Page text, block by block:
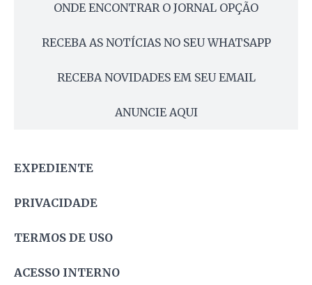
ONDE ENCONTRAR O JORNAL OPÇÃO
RECEBA AS NOTÍCIAS NO SEU WHATSAPP
RECEBA NOVIDADES EM SEU EMAIL
ANUNCIE AQUI
EXPEDIENTE
PRIVACIDADE
TERMOS DE USO
ACESSO INTERNO